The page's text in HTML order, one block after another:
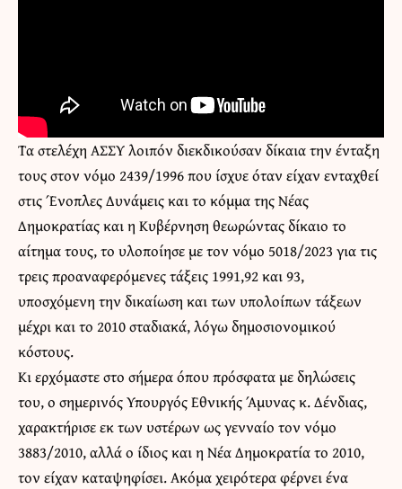
Τα στελέχη ΑΣΣΥ λοιπόν διεκδικούσαν δίκαια την ένταξη
τους στον νόμο 2439/1996 που ίσχυε όταν είχαν ενταχθεί
στις Ένοπλες Δυνάμεις και το κόμμα της Νέας
Δημοκρατίας και η Κυβέρνηση θεωρώντας δίκαιο το
αίτημα τους, το υλοποίησε με τον νόμο 5018/2023 για τις
τρεις προαναφερόμενες τάξεις 1991,92 και 93,
υποσχόμενη την δικαίωση και των υπολοίπων τάξεων
μέχρι και το 2010 σταδιακά, λόγω δημοσιονομικού
κόστους.
Κι ερχόμαστε στο σήμερα όπου πρόσφατα με δηλώσεις
του, ο σημερινός Υπουργός Εθνικής Άμυνας κ. Δένδιας,
χαρακτήρισε εκ των υστέρων ως γενναίο τον νόμο
3883/2010, αλλά ο ίδιος και η Νέα Δημοκρατία το 2010,
τον είχαν καταψηφίσει. Ακόμα χειρότερα φέρνει ένα